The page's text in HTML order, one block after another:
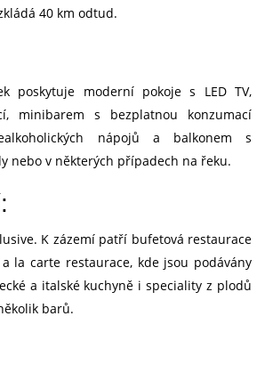
40 km odtud.
poskytuje moderní pokoje s LED TV,
minibarem s bezplatnou konzumací
nápojů a balkonem s
nebo v některých případech na řeku.
K zázemí patří bufetová restaurace
la carte restaurace, kde jsou podávány
a italské kuchyně i speciality z plodů
barů.